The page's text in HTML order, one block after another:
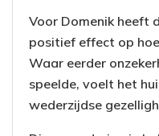
Voor Domenik heeft
positief effect op
Waar eerder
speelde, voelt het
wederzijdse